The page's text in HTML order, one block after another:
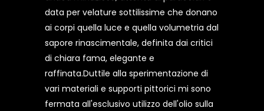
data per velature sottilissime che donano
ai corpi quella luce e quella volumetria dal
sapore rinascimentale, definita dai critici
di chiara fama, elegante e
raffinata.Duttile alla sperimentazione di
vari materiali e supporti pittorici mi sono
fermata all'esclusivo utilizzo dell'olio sulla